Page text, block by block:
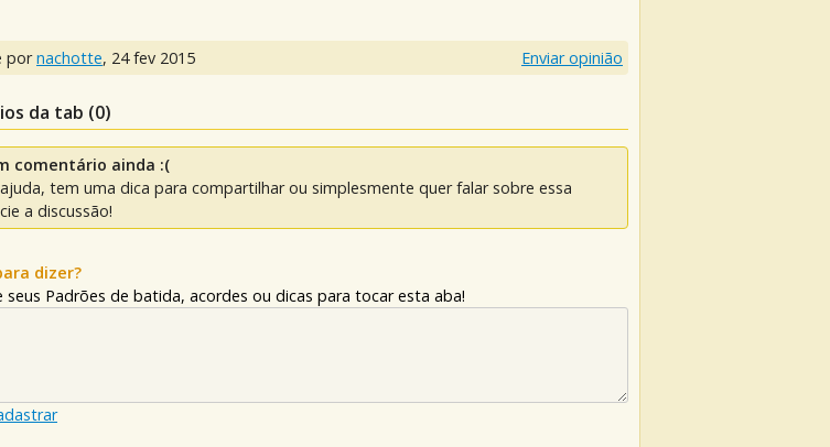
pornachotte, 24 fev 2015 Enviar opinião
da tab (0)
comentário ainda :(
tem uma dica para compartilhar ou simplesmente quer falar sobre essa
a discussão!
dizer?
seus Padrões de batida, acordes ou dicas para tocar esta aba!